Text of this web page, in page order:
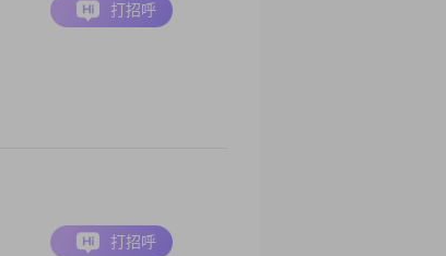
打招呼
打招呼